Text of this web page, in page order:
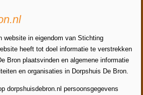
website in eigendom van Stichting
heeft tot doel informatie te verstrekken
Bron plaatsvinden en algemene informatie
en organisaties in Dorpshuis De Bron.
dorpshuisdebron.nl persoonsgegevens